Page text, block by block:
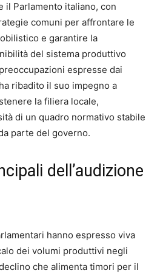
il Parlamento italiano, con
comuni per affrontare le
e garantire la
del sistema produttivo
espresse dai
ribadito il suo impegno a
la filiera locale,
di un quadro normativo stabile
parte del governo.
dell’audizione
hanno espresso viva
dei volumi produttivi negli
che alimenta timori per il